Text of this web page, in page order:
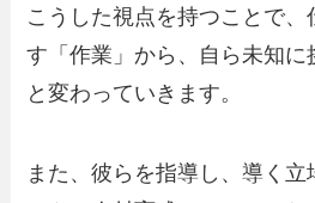
こうした視点を持つことで
す「作業」から、自ら未知
と変わっていきます。
また、彼らを指導し、導く